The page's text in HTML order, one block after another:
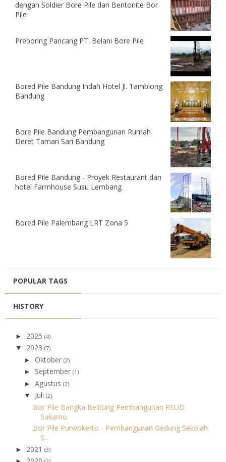
dengan Soldier Bore Pile dan Bentonite Bor
Pile
Preboring Pancang PT. Belani Bore Pile
Bored Pile Bandung Indah Hotel Jl. Tamblong
Bandung
Bore Pile Bandung Pembangunan Rumah
Deret Taman Sari Bandung
Bored Pile Bandung - Proyek Restaurant dan
hotel Farmhouse Susu Lembang
Bored Pile Palembang LRT Zona 5
POPULAR TAGS
HISTORY
► 2025 (4)
▼ 2023 (7)
► Oktober (2)
► September (1)
► Agustus (2)
▼ Juli (2)
Bor Pile Bangka Belitung Pembangunan RSUD
Sukarno
Bor Pile Purwokerto - Pembangunan Gedung Sekolah
S...
► 2021 (3)